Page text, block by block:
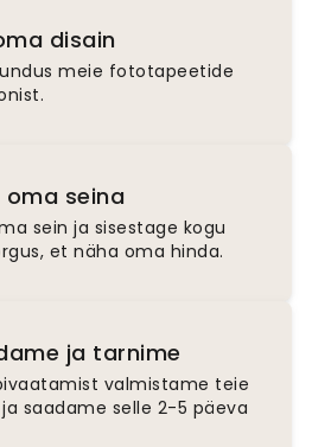
disain
meie fototapeetide
seina
sein ja sisestage kogu
et näha oma hinda.
ja tarnime
valmistame teie
saadame selle 2-5 päeva